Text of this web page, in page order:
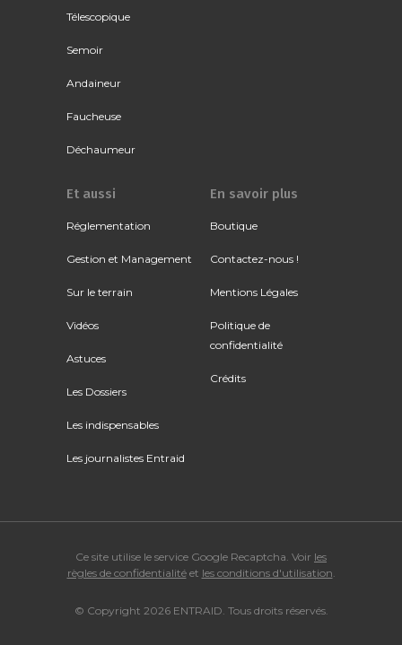
Télescopique
Semoir
Andaineur
Faucheuse
Déchaumeur
Et aussi
Réglementation
Gestion et Management
Sur le terrain
Vidéos
Astuces
Les Dossiers
Les indispensables
Les journalistes Entraid
En savoir plus
Boutique
Contactez-nous !
Mentions Légales
Politique de
confidentialité
Crédits
Ce site utilise le service Google Recaptcha. Voir les
règles de confidentialitéet les conditions d'utilisation.
© Copyright 2026 ENTRAID. Tous droits réservés.